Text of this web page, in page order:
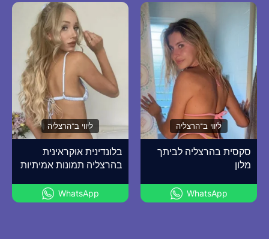
ליווי ב־הרצליה
סקסית בהרצליה לביתך
מלון
WhatsApp
ליווי ב־הרצליה
בלונדינית אוקראינית
בהרצליה תמונות אמיתיות
WhatsApp